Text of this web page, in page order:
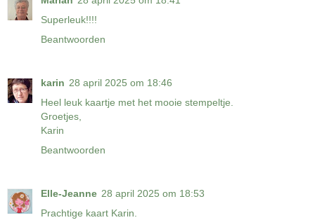
Superleuk!!!!
Beantwoorden
karin 28 april 2025 om 18:46
Heel leuk kaartje met het mooie stempeltje.
Groetjes,
Karin
Beantwoorden
Elle-Jeanne 28 april 2025 om 18:53
Prachtige kaart Karin.